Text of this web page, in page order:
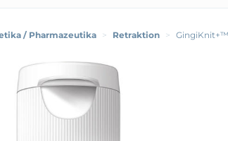
/ Pharmazeutika > Retraktion >